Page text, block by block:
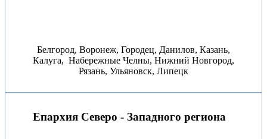
Белгород, Воронеж, Городец, Данилов, Казань,
Калуга, Набережные Челны, Нижний Новгород,
Рязань, Ульяновск, Липецк
Епархия Северо - Западного региона